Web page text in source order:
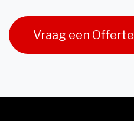
Vraag een Offerte